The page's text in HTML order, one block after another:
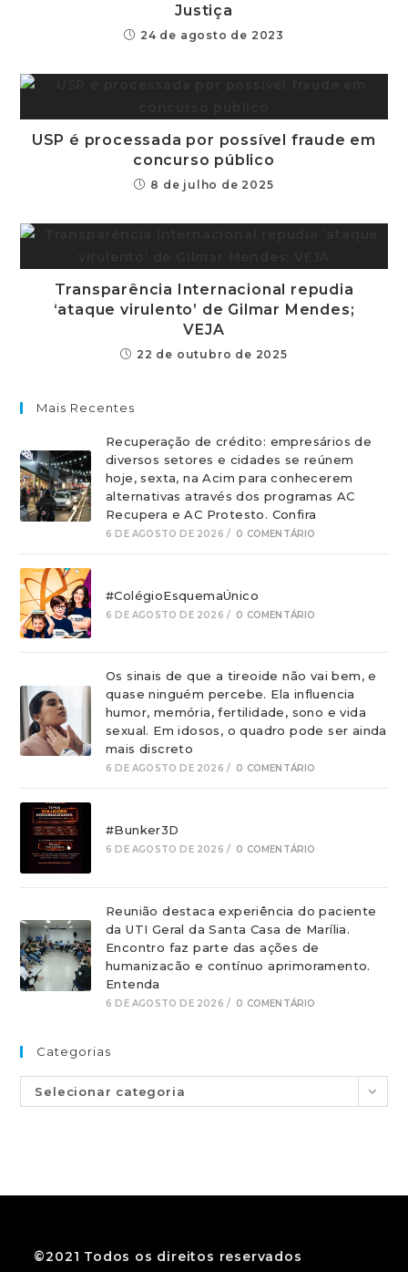
Justiça
24 de agosto de 2023
USP é processada por possível fraude em
concurso público
8 de julho de 2025
Transparência Internacional repudia
‘ataque virulento’ de Gilmar Mendes;
VEJA
22 de outubro de 2025
Mais Recentes
Recuperação de crédito: empresários de
diversos setores e cidades se reúnem
hoje, sexta, na Acim para conhecerem
alternativas através dos programas AC
Recupera e AC Protesto. Confira
6 DE AGOSTO DE 2026 / 0 COMENTÁRIO
#ColégioEsquemaÚnico
6 DE AGOSTO DE 2026 / 0 COMENTÁRIO
Os sinais de que a tireoide não vai bem, e
quase ninguém percebe. Ela influencia
humor, memória, fertilidade, sono e vida
sexual. Em idosos, o quadro pode ser ainda
mais discreto
6 DE AGOSTO DE 2026 / 0 COMENTÁRIO
#Bunker3D
6 DE AGOSTO DE 2026 / 0 COMENTÁRIO
Reunião destaca experiência do paciente
da UTI Geral da Santa Casa de Marília.
Encontro faz parte das ações de
humanizacão e contínuo aprimoramento.
Entenda
6 DE AGOSTO DE 2026 / 0 COMENTÁRIO
Categorias
Selecionar categoria
©2021 Todos os direitos reservados